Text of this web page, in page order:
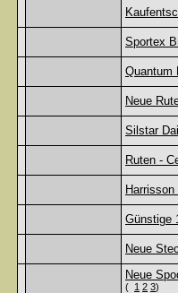
Sportex
Quantum
Neue
Silstar
Ruten -
Günstige
Neue
Neue
( 1 2 3)